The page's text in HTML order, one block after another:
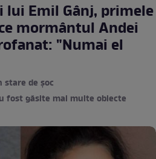
Emil Gânj, primele
mormântul Andei
"Numai el
stare de șoc
fost găsite mai multe obiecte